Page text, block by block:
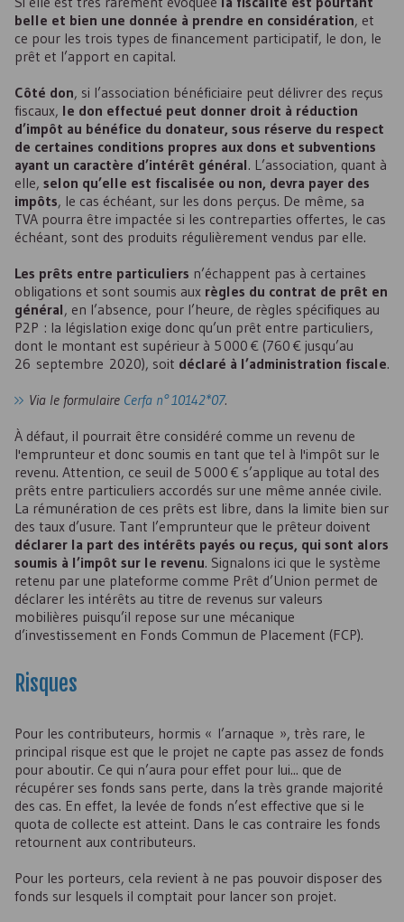
belle et bien une donnée à prendre en considération, et
ce pour les trois types de financement participatif, le don, le
prêt et l’apport en capital.
Côté don, si l’association bénéficiaire peut délivrer des reçus
fiscaux, le don effectué peut donner droit à réduction
d’impôt au bénéfice du donateur, sous réserve du respect
de certaines conditions propres aux dons et subventions
ayant un caractère d’intérêt général. L’association, quant à
elle, selon qu’elle est fiscalisée ou non, devra payer des
impôts, le cas échéant, sur les dons perçus. De même, sa
TVA pourra être impactée si les contreparties offertes, le cas
échéant, sont des produits régulièrement vendus par elle.
Les prêts entre particuliers n’échappent pas à certaines
obligations et sont soumis aux règles du contrat de prêt en
général, en l’absence, pour l’heure, de règles spécifiques au
P2P : la législation exige donc qu’un prêt entre particuliers,
dont le montant est supérieur à 5 000 € (760 € jusqu’au
26 septembre 2020), soit déclaré à l’administration fiscale.
Via le formulaire Cerfa n° 10142*07.
À défaut, il pourrait être considéré comme un revenu de
l'emprunteur et donc soumis en tant que tel à l'impôt sur le
revenu. Attention, ce seuil de 5 000 € s’applique au total des
prêts entre particuliers accordés sur une même année civile.
La rémunération de ces prêts est libre, dans la limite bien sur
des taux d’usure. Tant l’emprunteur que le prêteur doivent
déclarer la part des intérêts payés ou reçus, qui sont alors
soumis à l’impôt sur le revenu. Signalons ici que le système
retenu par une plateforme comme Prêt d’Union permet de
déclarer les intérêts au titre de revenus sur valeurs
mobilières puisqu’il repose sur une mécanique
d’investissement en Fonds Commun de Placement (FCP).
Risques
Pour les contributeurs, hormis « l’arnaque », très rare, le
principal risque est que le projet ne capte pas assez de fonds
pour aboutir. Ce qui n’aura pour effet pour lui... que de
récupérer ses fonds sans perte, dans la très grande majorité
des cas. En effet, la levée de fonds n’est effective que si le
quota de collecte est atteint. Dans le cas contraire les fonds
retournent aux contributeurs.
Pour les porteurs, cela revient à ne pas pouvoir disposer des
fonds sur lesquels il comptait pour lancer son projet.